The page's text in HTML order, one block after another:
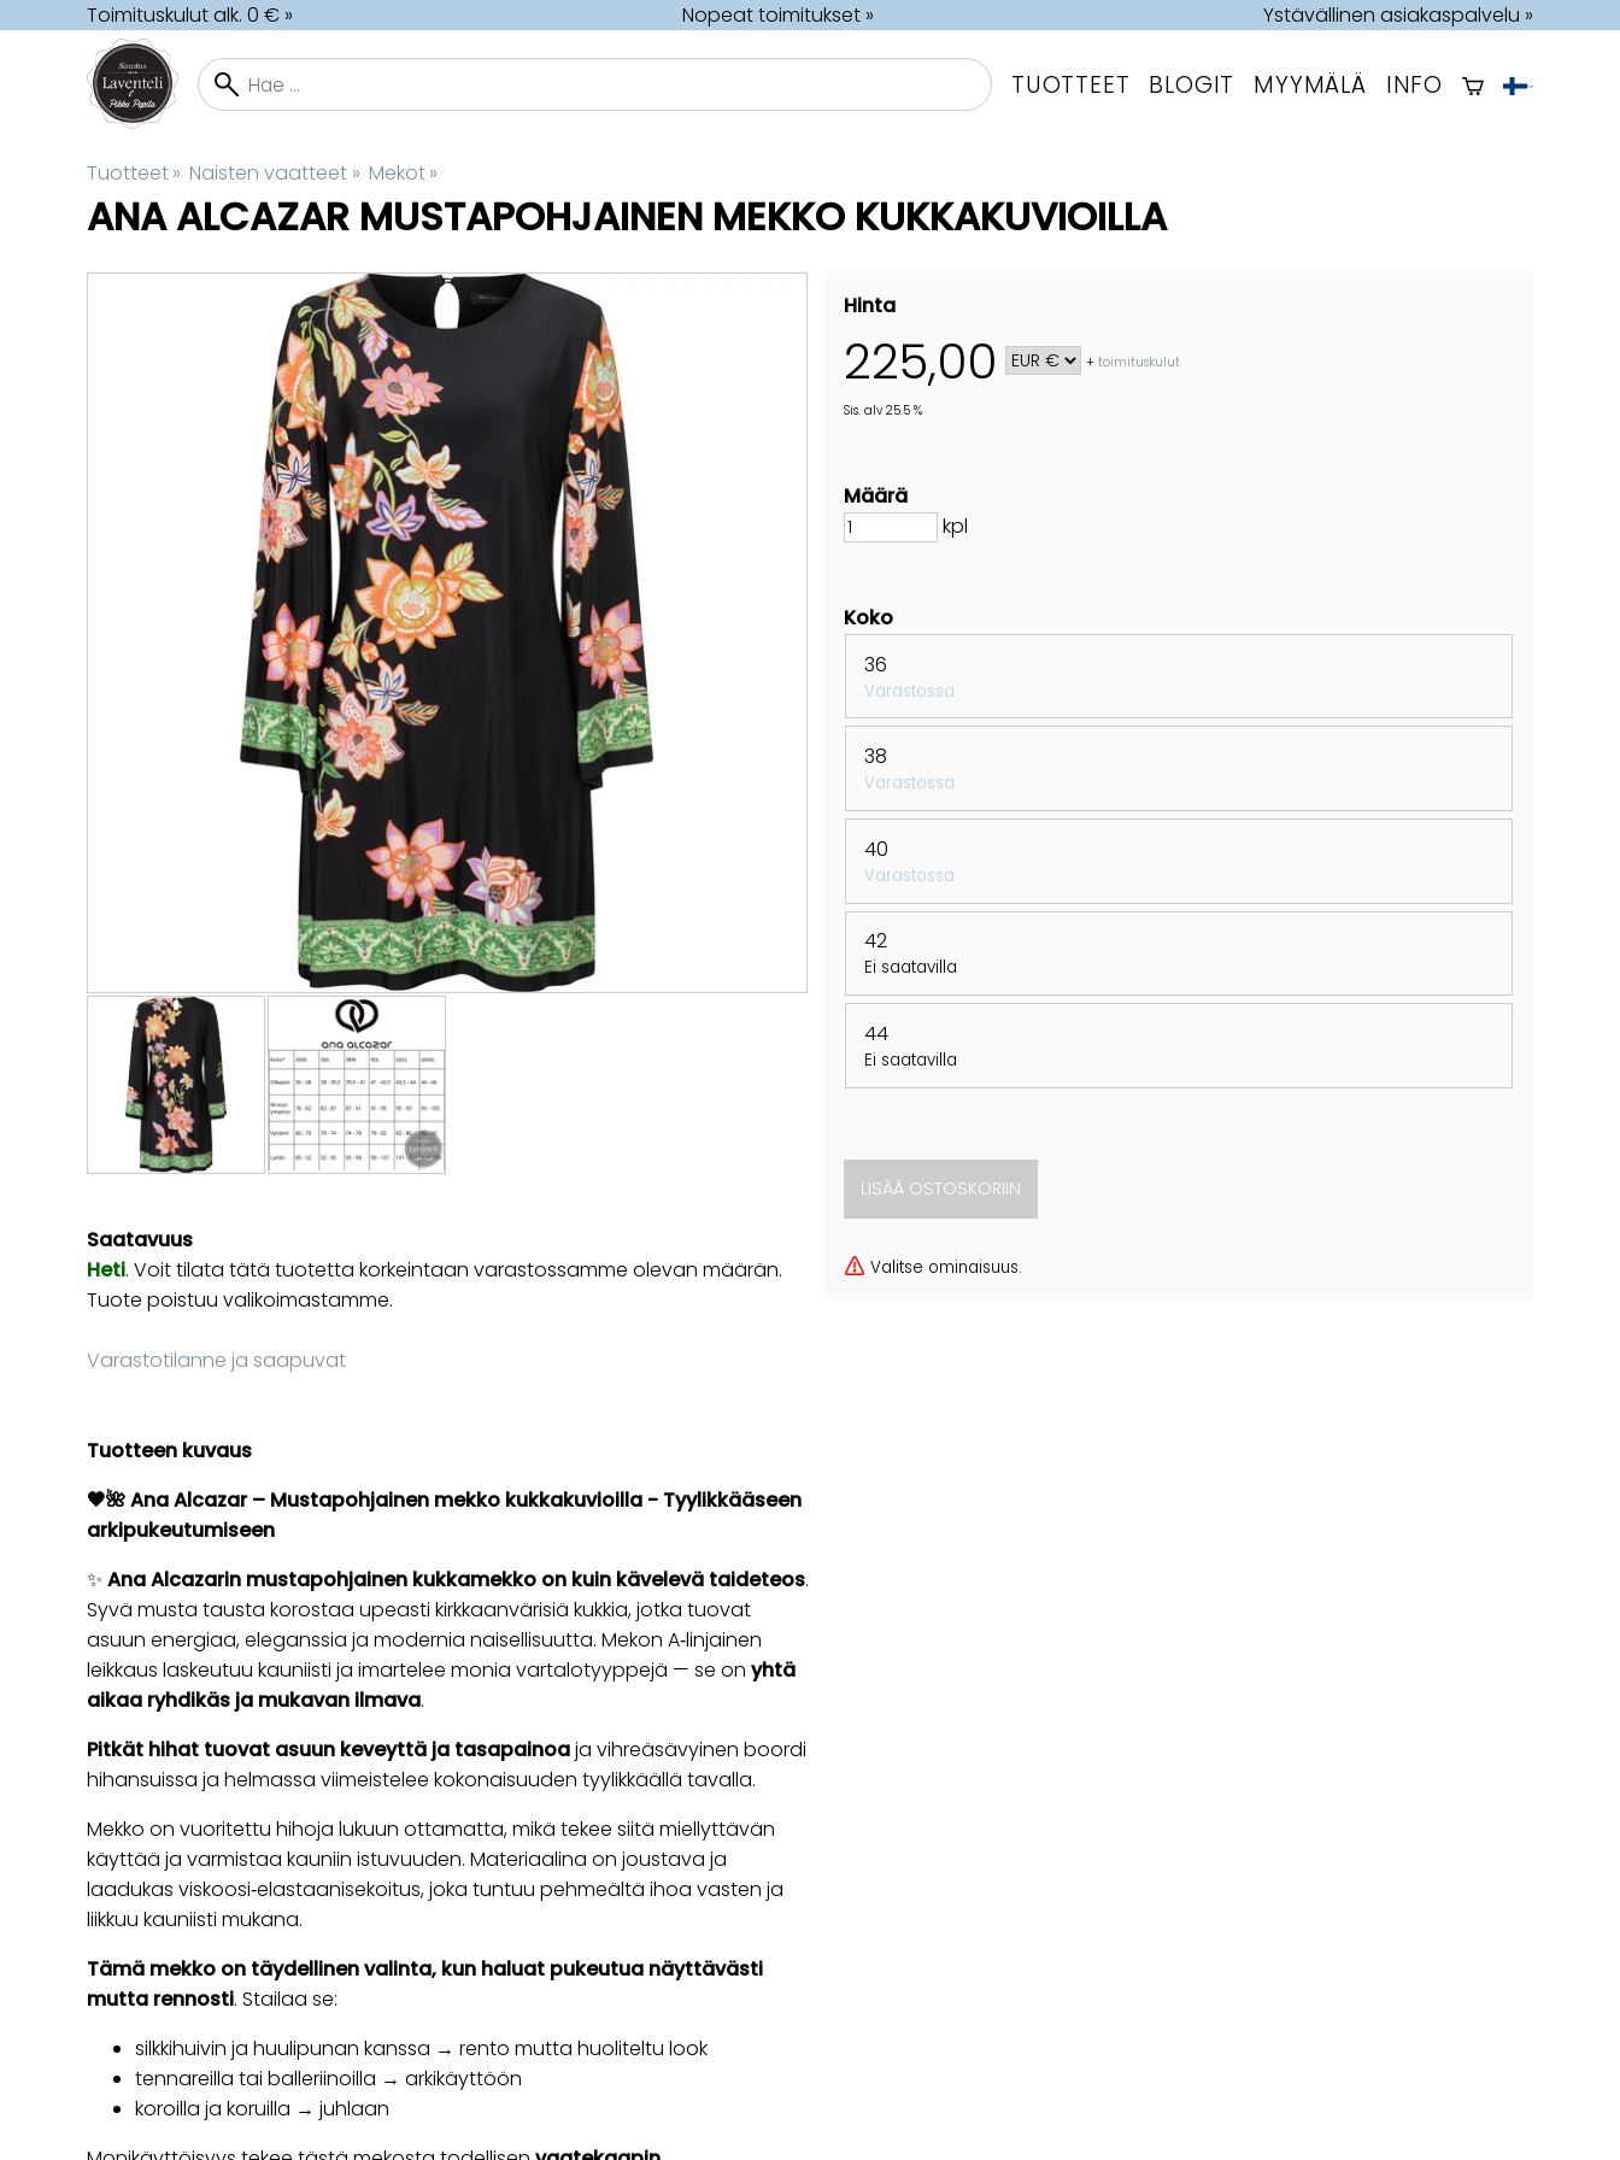
Toimituskulut alk. 0 € » Nopeat toimitukset » Ystävällinen asiakaspalvelu »
TUOTTEET BLOGIT MYYMÄLÄ INFO
Tuotteet‪» Naisten vaatteet ‪» Mekot‪»
ANA ALCAZAR MUSTAPOHJAINEN MEKKO KUKKAKUVIOILLA
Hinta
225,00 +toimituskulut
Sis. alv 25.5 %
Määrä
kpl
Koko
36
Varastossa
38
Varastossa
40
Varastossa
42
Ei saatavilla
44
Ei saatavilla
Valitse ominaisuus.
Saatavuus
Heti. Voit tilata tätä tuotetta korkeintaan varastossamme olevan määrän.
Tuote poistuu valikoimastamme.
Varastotilanne ja saapuvat
Tuotteen kuvaus
🖤🌺 Ana Alcazar – Mustapohjainen mekko kukkakuvioilla - Tyylikkääseen
arkipukeutumiseen
✨ Ana Alcazarin mustapohjainen kukkamekko on kuin kävelevä taideteos.
Syvä musta tausta korostaa upeasti kirkkaanvärisiä kukkia, jotka tuovat
asuun energiaa, eleganssia ja modernia naisellisuutta. Mekon A‑linjainen
leikkaus laskeutuu kauniisti ja imartelee monia vartalotyyppejä — se on yhtä
aikaa ryhdikäs ja mukavan ilmava.
Pitkät hihat tuovat asuun keveyttä ja tasapainoaja vihreäsävyinen boordi
hihansuissa ja helmassa viimeistelee kokonaisuuden tyylikkäällä tavalla.
Mekko on vuoritettu hihoja lukuun ottamatta, mikä tekee siitä miellyttävän
käyttää ja varmistaa kauniin istuvuuden. Materiaalina on joustava ja
laadukas viskoosi‑elastaanisekoitus, joka tuntuu pehmeältä ihoa vasten ja
liikkuu kauniisti mukana.
Tämä mekko on täydellinen valinta, kun haluat pukeutua näyttävästi
mutta rennosti. Stailaa se:
silkkihuivin ja huulipunan kanssa → rento mutta huoliteltu look
tennareilla tai balleriinoilla → arkikäyttöön
koroilla ja koruilla → juhlaan